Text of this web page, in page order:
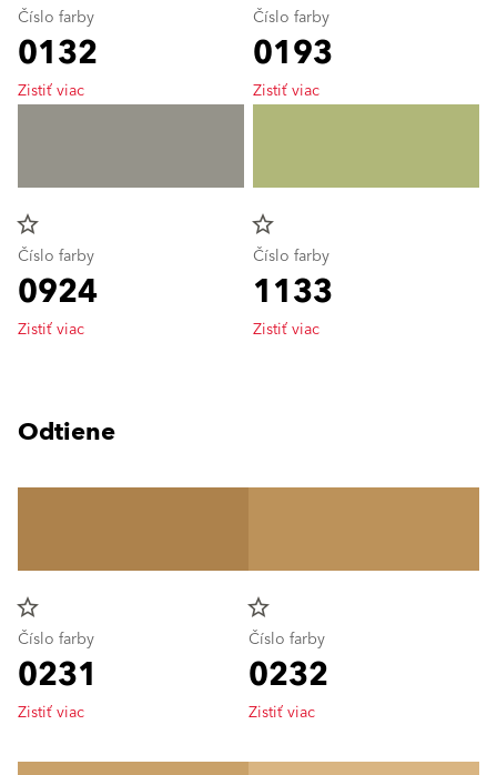
Číslo farby
0132
Zistiť viac
star_border
Číslo farby
0924
Zistiť viac
Číslo farby
0193
Zistiť viac
star_border
Číslo farby
1133
Zistiť viac
Odtiene
star_border
Číslo farby
0231
Zistiť viac
star_border
Číslo farby
0232
Zistiť viac